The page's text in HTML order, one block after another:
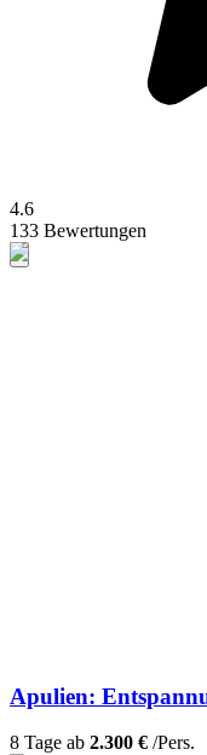
4.6
133 Bewertungen
Apulien:
8 Tage ab 2.300 € /Pers.